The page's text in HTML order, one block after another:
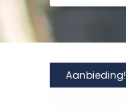
Aanbieding!